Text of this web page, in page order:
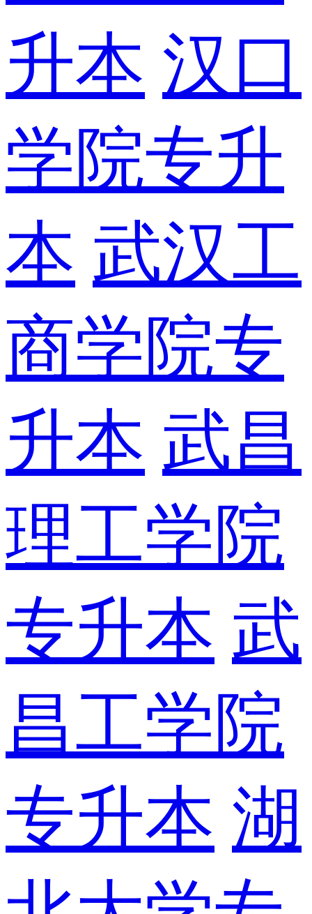
升本 汉口
学院专升
本 武汉工
商学院专
升本 武昌
理工学院
专升本 武
昌工学院
专升本 湖